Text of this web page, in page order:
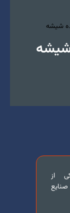
شیشه
شیشه
از